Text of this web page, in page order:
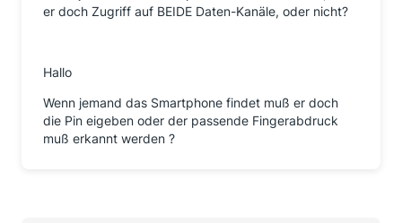
er doch Zugriff auf BEIDE Daten-Kanäle, oder nicht?
Hallo
Wenn jemand das Smartphone findet muß er doch
die Pin eigeben oder der passende Fingerabdruck
muß erkannt werden ?